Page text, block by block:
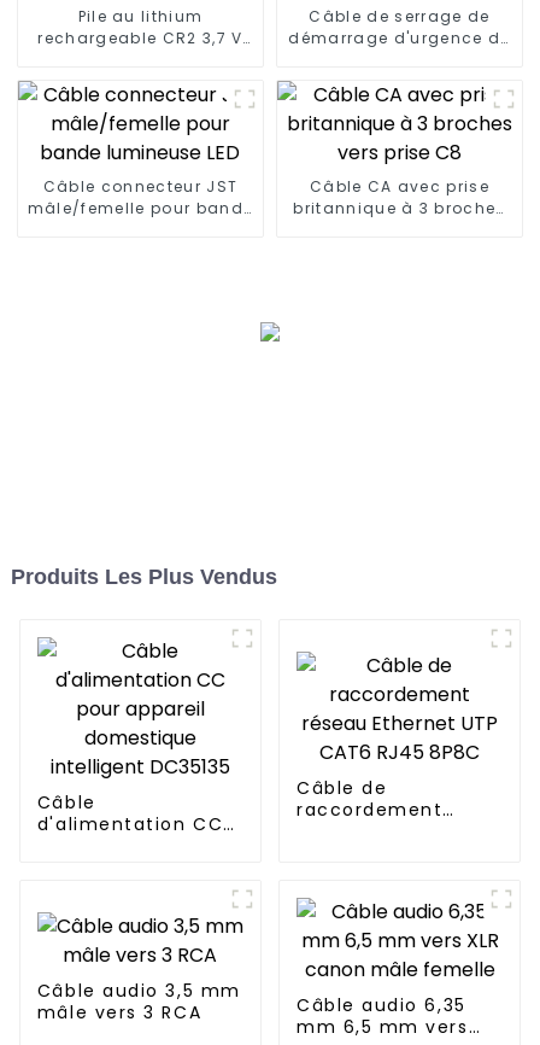
Pile au lithium
rechargeable CR2 3,7 V
Câble de serrage de
démarrage d'urgence de
Câble connecteur JST
mâle/femelle pour bande
Câble CA avec prise
britannique à 3 broches
Produits Les Plus Vendus
Câble
d'alimentation CC
Câble de
raccordement
Câble audio 3,5 mm
mâle vers 3 RCA
Câble audio 6,35
mm 6,5 mm vers